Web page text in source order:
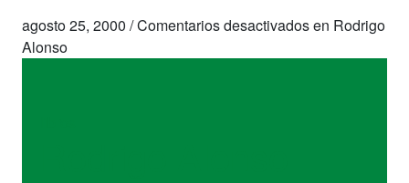
agosto 25, 2000 /Comentarios desactivadosen Rodrigo
Alonso